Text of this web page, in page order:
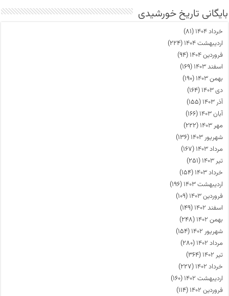
بایگانی تاریخ خورشیدی
خرداد ۱۴۰۴
(۸۱)
اردیبهشت ۱۴۰۴
(۲۲۴)
فروردین ۱۴۰۴
(۹۴)
اسفند ۱۴۰۳
(۱۶۹)
بهمن ۱۴۰۳
(۱۹۰)
دی ۱۴۰۳
(۱۶۴)
آذر ۱۴۰۳
(۱۵۵)
آبان ۱۴۰۳
(۱۶۶)
مهر ۱۴۰۳
(۲۲۲)
شهریور ۱۴۰۳
(۱۳۶)
مرداد ۱۴۰۳
(۱۶۷)
تیر ۱۴۰۳
(۲۵۱)
خرداد ۱۴۰۳
(۱۵۴)
اردیبهشت ۱۴۰۳
(۱۹۶)
فروردین ۱۴۰۳
(۱۰۹)
اسفند ۱۴۰۲
(۱۴۹)
بهمن ۱۴۰۲
(۲۴۸)
شهریور ۱۴۰۲
(۱۵۴)
مرداد ۱۴۰۲
(۲۸۰)
تیر ۱۴۰۲
(۳۶۴)
خرداد ۱۴۰۲
(۲۲۷)
اردیبهشت ۱۴۰۲
(۱۶۰)
فروردین ۱۴۰۲
(۱۱۴)